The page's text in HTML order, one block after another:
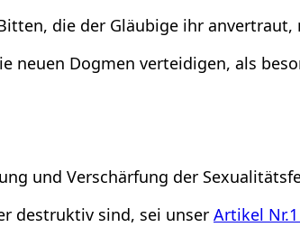
die der Gläubige ihr
neuen Dogmen verteidigen, als
und Verschärfung der
destruktiv sind, sei unser Artikel